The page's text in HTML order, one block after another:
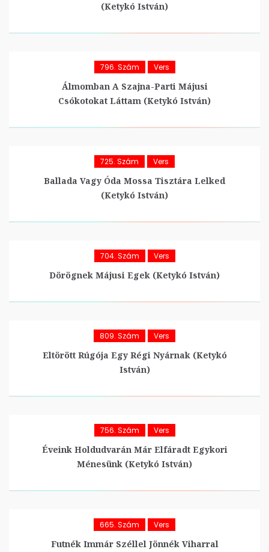
(Ketykó István)
796. Szám Vers
Álmomban A Szajna-Parti Májusi
Csókotokat Láttam (Ketykó István)
725. Szám Vers
Ballada Vagy Óda Mossa Tisztára Lelked
(Ketykó István)
704. Szám Vers
Dörögnek Májusi Egek (Ketykó István)
809. Szám Vers
Eltörött Rúgója Egy Régi Nyárnak (Ketykó
István)
756. Szám Vers
Éveink Holdudvarán Már Elfáradt Egykori
Ménesünk (Ketykó István)
665. Szám Vers
Futnék Immár Széllel Jönnék Viharral